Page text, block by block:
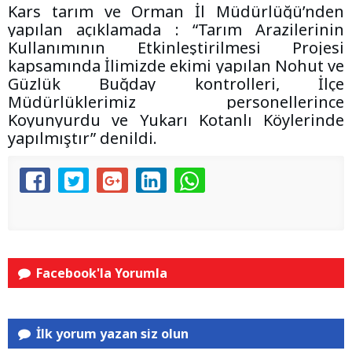
Kars tarım ve Orman İl Müdürlüğü’nden
yapılan açıklamada : “Tarım Arazilerinin
Kullanımının Etkinleştirilmesi Projesi
kapsamında İlimizde ekimi yapılan Nohut ve
Güzlük Buğday kontrolleri, İlçe
Müdürlüklerimiz personellerince
Koyunyurdu ve Yukarı Kotanlı Köylerinde
yapılmıştır” denildi.
Facebook'la Yorumla
İlk yorum yazan siz olun